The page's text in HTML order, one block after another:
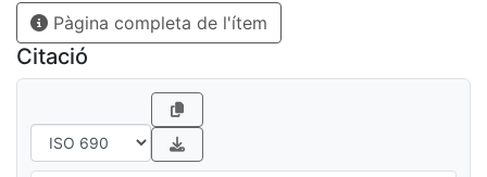
Pàgina completa de l'ítem
Citació